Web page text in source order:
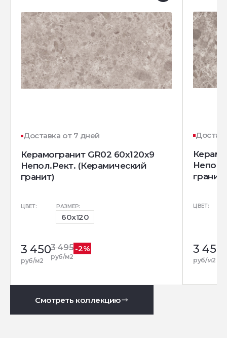
Доставка от 7 дней
Керамогранит GR02 60x120x9
Непол.Рект. (Керамический
гранит)
ЦВЕТ: РАЗМЕР:
60x120
3 450
руб/м2
3 495
руб/м2
-2%
гранит)
ЦВЕТ:
3 450
руб/м2
Смотреть коллекцию